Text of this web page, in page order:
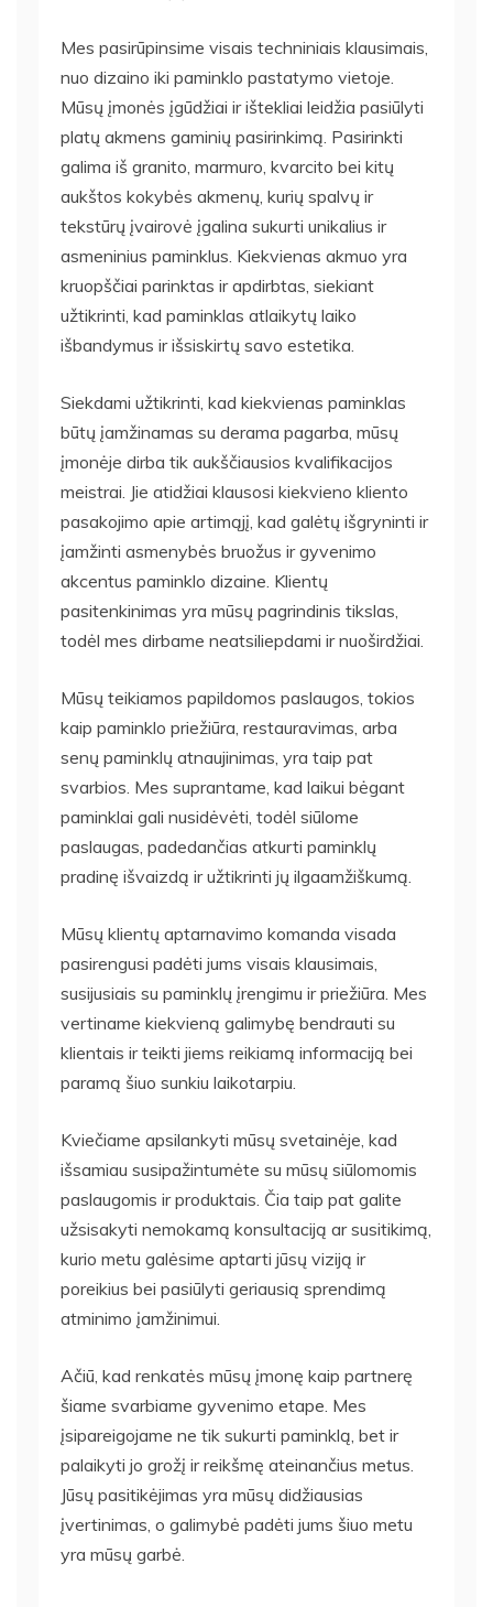
Mes pasirūpinsime visais techniniais klausimais,
nuo dizaino iki paminklo pastatymo vietoje.
Mūsų įmonės įgūdžiai ir ištekliai leidžia pasiūlyti
platų akmens gaminių pasirinkimą. Pasirinkti
galima iš granito, marmuro, kvarcito bei kitų
aukštos kokybės akmenų, kurių spalvų ir
tekstūrų įvairovė įgalina sukurti unikalius ir
asmeninius paminklus. Kiekvienas akmuo yra
kruopščiai parinktas ir apdirbtas, siekiant
užtikrinti, kad paminklas atlaikytų laiko
išbandymus ir išsiskirtų savo estetika.
Siekdami užtikrinti, kad kiekvienas paminklas
būtų įamžinamas su derama pagarba, mūsų
įmonėje dirba tik aukščiausios kvalifikacijos
meistrai. Jie atidžiai klausosi kiekvieno kliento
pasakojimo apie artimąjį, kad galėtų išgryninti ir
įamžinti asmenybės bruožus ir gyvenimo
akcentus paminklo dizaine. Klientų
pasitenkinimas yra mūsų pagrindinis tikslas,
todėl mes dirbame neatsiliepdami ir nuoširdžiai.
Mūsų teikiamos papildomos paslaugos, tokios
kaip paminklo priežiūra, restauravimas, arba
senų paminklų atnaujinimas, yra taip pat
svarbios. Mes suprantame, kad laikui bėgant
paminklai gali nusidėvėti, todėl siūlome
paslaugas, padedančias atkurti paminklų
pradinę išvaizdą ir užtikrinti jų ilgaamžiškumą.
Mūsų klientų aptarnavimo komanda visada
pasirengusi padėti jums visais klausimais,
susijusiais su paminklų įrengimu ir priežiūra. Mes
vertiname kiekvieną galimybę bendrauti su
klientais ir teikti jiems reikiamą informaciją bei
paramą šiuo sunkiu laikotarpiu.
Kviečiame apsilankyti mūsų svetainėje, kad
išsamiau susipažintumėte su mūsų siūlomomis
paslaugomis ir produktais. Čia taip pat galite
užsisakyti nemokamą konsultaciją ar susitikimą,
kurio metu galėsime aptarti jūsų viziją ir
poreikius bei pasiūlyti geriausią sprendimą
atminimo įamžinimui.
Ačiū, kad renkatės mūsų įmonę kaip partnerę
šiame svarbiame gyvenimo etape. Mes
įsipareigojame ne tik sukurti paminklą, bet ir
palaikyti jo grožį ir reikšmę ateinančius metus.
Jūsų pasitikėjimas yra mūsų didžiausias
įvertinimas, o galimybė padėti jums šiuo metu
yra mūsų garbė.